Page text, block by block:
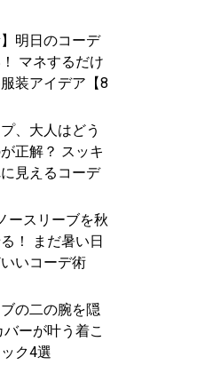
】明日のコーデ
マネするだけ
装アイデア【8
、大人はどう
正解？ スッキ
見えるコーデ
ディース】
ースリーブを秋
！ まだ暑い日
いコーデ術
の二の腕を隠
ーが叶う着こ
ク4選